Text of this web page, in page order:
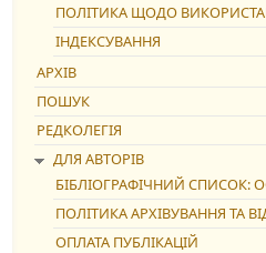
ПОЛІТИКА ЩОДО
ІНДЕКСУВАННЯ
АРХІВ
ПОШУК
РЕДКОЛЕГІЯ
ДЛЯ АВТОРІВ
БІБЛІОГРАФІЧНИЙ СПИСОК:
ПОЛІТИКА АРХІВУВАННЯ ТА
ОПЛАТА ПУБЛІКАЦІЙ